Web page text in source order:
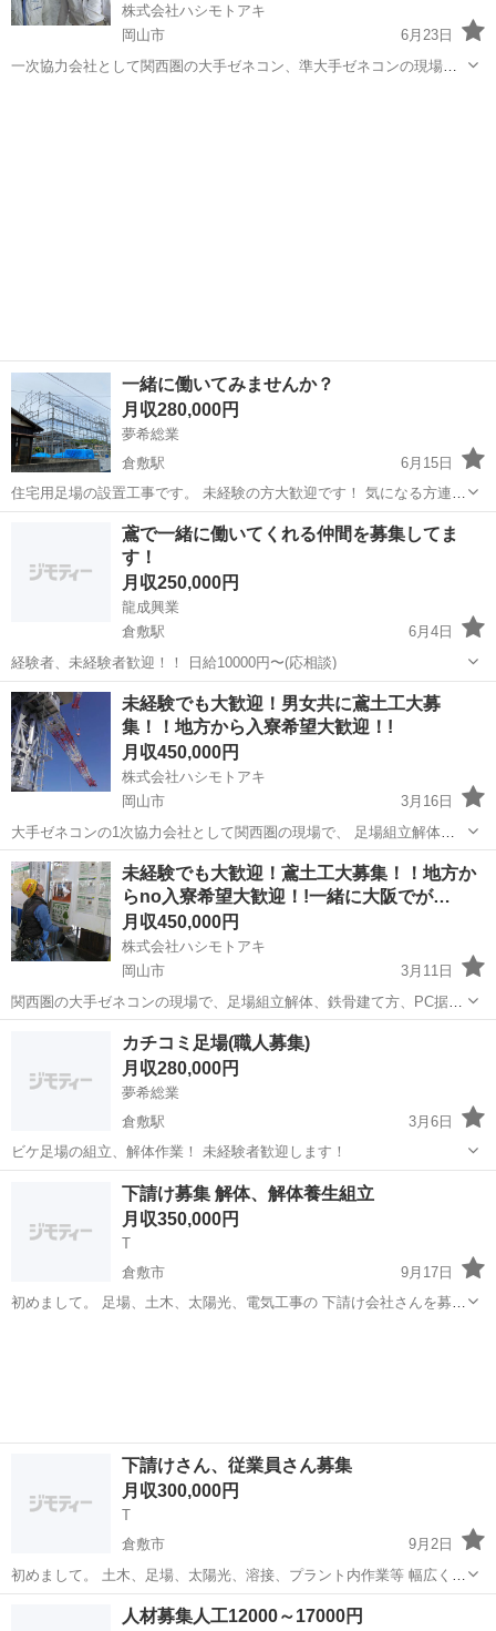
株式会社ハシモトアキ
岡山市
6月23日
一次協力会社として関西圏の大手ゼネコン、準大手ゼネコンの現場
一緒に働いてみませんか？
月収280,000円
夢希総業
倉敷駅
6月15日
住宅用足場の設置工事です。 未経験の方大歓迎です！ 気になる方連絡
お待ちしてます！
倉敷市 倉敷駅 鳶職
鳶で一緒に働いてくれる仲間を募集してま
す！
月収250,000円
龍成興業
倉敷駅
6月4日
経験者、未経験者歓迎！！ 日給10000円〜(応相談)
岡山 倉敷市 倉敷駅 鳶職
未経験でも大歓迎！男女共に鳶土工大募
集！！地方から入寮希望大歓迎！!
月収450,000円
株式会社ハシモトアキ
岡山市
3月16日
大手ゼネコンの1次協力会社として関西圏の現場で、 足場組立解体、
鉄骨建て方、PC据え付け タワークレーン組み立て解体、CON打設、
片付け清掃などのお仕事！！ 時間：8：00～17：00（時間、休日は現
場カレンダーに...
岡山 岡山市 鳶職 タワークレーン
未経験でも大歓迎！鳶土工大募集！！地方か
らno入寮希望大歓迎！!一緒に大阪でが…
月収450,000円
株式会社ハシモトアキ
岡山市
3月11日
関西圏の大手ゼネコンの現場で、足場組立解体、鉄骨建て方、PC据え
付け タワークレーン組み立て解体、CON打設、片付け清掃などのお仕
事！！ 時間：8：00～17：00（時間、休日は現場カレンダーによる）
休日：日曜日 G...
タワークレーン
カチコミ足場(職人募集)
月収280,000円
夢希総業
倉敷駅
3月6日
ビケ足場の組立、解体作業！ 未経験者歓迎します！
倉敷市 倉敷駅 鳶職 足場
下請け募集 解体、解体養生組立
月収350,000円
T
倉敷市
9月17日
初めまして。 足場、土木、太陽光、電気工事の 下請け会社さんを募集
下請けさん、従業員さん募集
月収300,000円
T
倉敷市
9月2日
初めまして。 土木、足場、太陽光、溶接、プラント内作業等 幅広く仕
事をしています。 書類関係が難しい現場もあるのですが 柔軟に対応し
ていけたら良いなと思います。 金額に関しては要望、相談には乗りま
鳶職 太陽光
人材募集人工12000～17000円